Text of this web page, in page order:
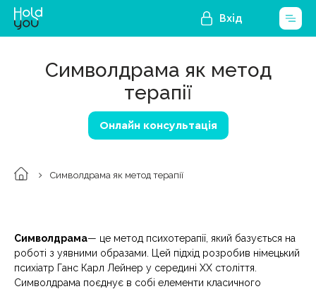
Вхід
Символдрама як метод
терапії
Онлайн консультація
Символдрама як метод терапії
Символдрама— це метод психотерапії, який базується на
роботі з уявними образами. Цей підхід розробив німецький
психіатр Ганс Карл Лейнер у середині ХХ століття.
Символдрама поєднує в собі елементи класичного